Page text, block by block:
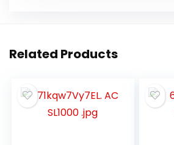
Related Products